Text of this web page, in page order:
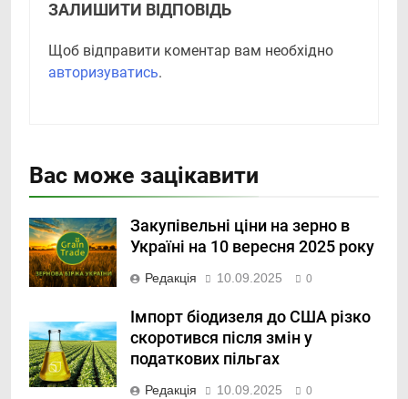
ЗАЛИШИТИ ВІДПОВІДЬ
Щоб відправити коментар вам необхідно
авторизуватись.
Вас може зацікавити
Закупівельні ціни на зерно в
Україні на 10 вересня 2025 року
Редакція 10.09.2025 0
Імпорт біодизеля до США різко
скоротився після змін у
податкових пільгах
Редакція 10.09.2025 0